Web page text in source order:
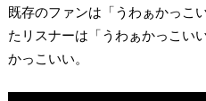
既存のファンは「うわぁかっこ
たリスナーは「うわぁかっこい
かっこいい。